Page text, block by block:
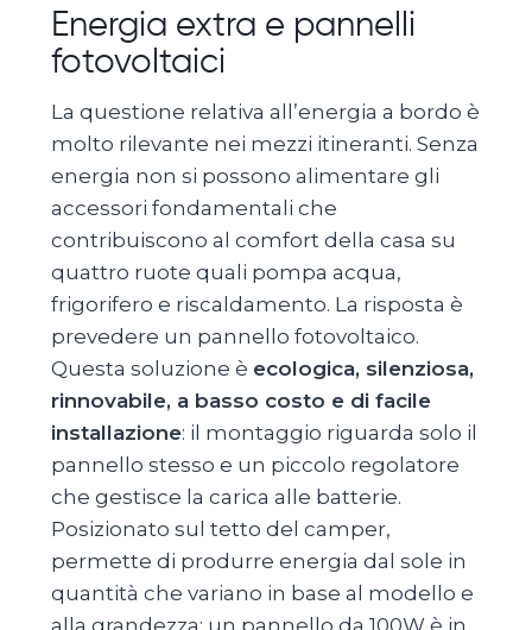
Energia extra e pannelli
fotovoltaici
La questione relativa all’energia a bordo è
molto rilevante nei mezzi itineranti. Senza
energia non si possono alimentare gli
accessori fondamentali che
contribuiscono al comfort della casa su
quattro ruote quali pompa acqua,
frigorifero e riscaldamento. La risposta è
prevedere un pannello fotovoltaico.
Questa soluzione è ecologica, silenziosa,
rinnovabile, a basso costo e di facile
installazione: il montaggio riguarda solo il
pannello stesso e un piccolo regolatore
che gestisce la carica alle batterie.
Posizionato sul tetto del camper,
permette di produrre energia dal sole in
quantità che variano in base al modello e